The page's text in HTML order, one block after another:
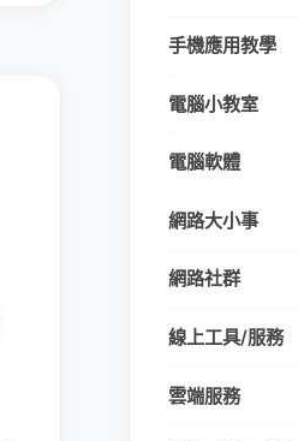
手機應用教學
電腦小教室
電腦軟體
網路大小事
網路社群
線上工具/服務
雲端服務